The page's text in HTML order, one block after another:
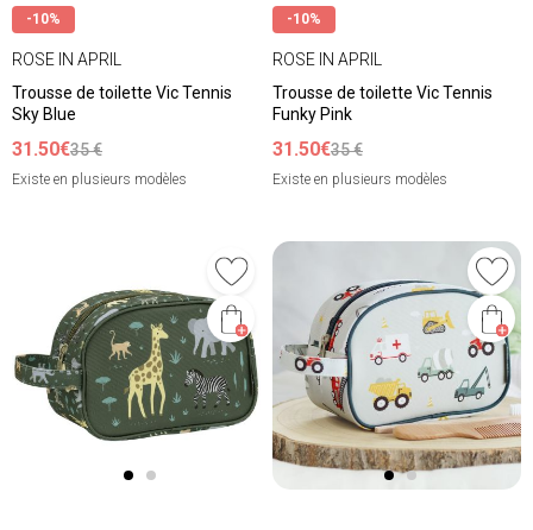
-10%
ROSE IN APRIL
Trousse de toilette Vic Tennis
Sky Blue
31.50€35 €
Existe en plusieurs modèles
-10%
ROSE IN APRIL
Trousse de toilette Vic Tennis
Funky Pink
31.50€35 €
Existe en plusieurs modèles